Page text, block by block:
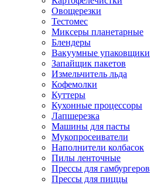
Овощерезки
Тестомес
Миксеры планетарные
Блендеры
Вакуумные упаковщики
Запайщик пакетов
Измельчитель льда
Кофемолки
Куттеры
Кухонные процессоры
Лапшерезка
Машины для пасты
Мукопросеиватели
Наполнители колбасок
Пилы ленточные
Прессы для гамбургеров
Прессы для пиццы